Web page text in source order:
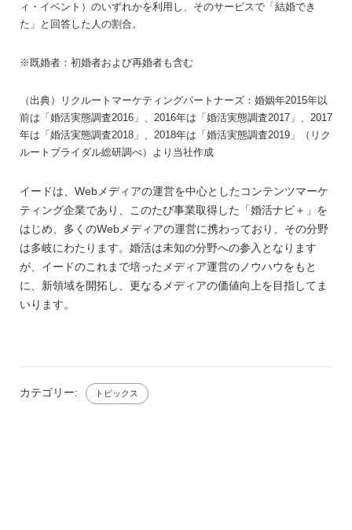
ィ・イベント）のいずれかを利用し、そのサービスで「結婚でき
た」と回答した人の割合。
※既婚者：初婚者および再婚者も含む
（出典）リクルートマーケティングパートナーズ：婚姻年2015年以
前は「婚活実態調査2016」、2016年は「婚活実態調査2017」、2017
年は「婚活実態調査2018」、2018年は「婚活実態調査2019」（リク
ルートブライダル総研調べ）より当社作成
イードは、Webメディアの運営を中心としたコンテンツマーケ
ティング企業であり、このたび事業取得した「婚活ナビ＋」を
はじめ、多くのWebメディアの運営に携わっており、その分野
は多岐にわたります。婚活は未知の分野への参入となります
が、イードのこれまで培ったメディア運営のノウハウをもと
に、新領域を開拓し、更なるメディアの価値向上を目指してま
いります。
カテゴリー: トピックス